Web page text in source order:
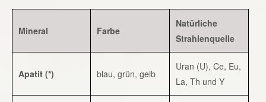
Mineral Farbe
Natürliche
Strahlenquelle
Apatit (*) blau, grün, gelb
Uran (U), Ce, Eu,
La, Th und Y